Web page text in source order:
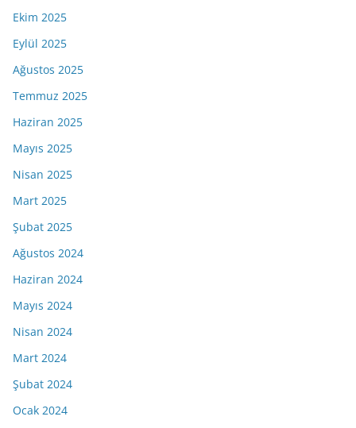
Ekim 2025
Eylül 2025
Ağustos 2025
Temmuz 2025
Haziran 2025
Mayıs 2025
Nisan 2025
Mart 2025
Şubat 2025
Ağustos 2024
Haziran 2024
Mayıs 2024
Nisan 2024
Mart 2024
Şubat 2024
Ocak 2024